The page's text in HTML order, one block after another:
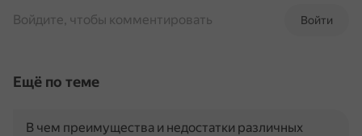
Войти
Войдите, чтобы комментировать
Ещё по теме
В чем преимущества и недостатки различных